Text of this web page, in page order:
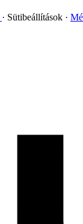
Sütibeállítások